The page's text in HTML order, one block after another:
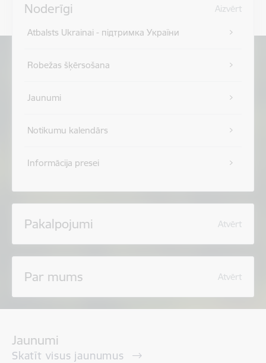
Noderīgi Aizvērt
Atbalsts Ukrainai - підтримка України
Robežas šķērsošana
Jaunumi
Notikumu kalendārs
Informācija presei
Pakalpojumi Atvērt
Par mums Atvērt
Jaunumi
Skatīt visus jaunumus